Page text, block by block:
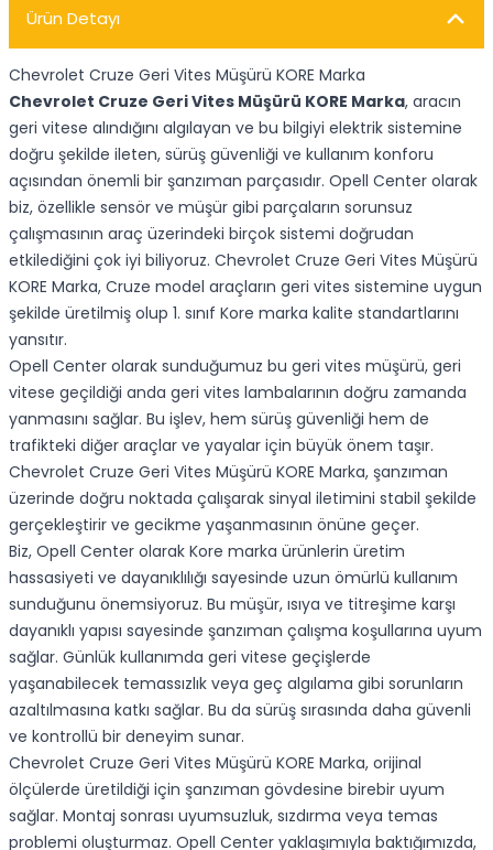
Ürün Detayı
Chevrolet Cruze Geri Vites Müşürü KORE Marka
Chevrolet Cruze Geri Vites Müşürü KORE Marka, aracın
geri vitese alındığını algılayan ve bu bilgiyi elektrik sistemine
doğru şekilde ileten, sürüş güvenliği ve kullanım konforu
açısından önemli bir şanzıman parçasıdır. Opell Center olarak
biz, özellikle sensör ve müşür gibi parçaların sorunsuz
çalışmasının araç üzerindeki birçok sistemi doğrudan
etkilediğini çok iyi biliyoruz. Chevrolet Cruze Geri Vites Müşürü
KORE Marka, Cruze model araçların geri vites sistemine uygun
şekilde üretilmiş olup 1. sınıf Kore marka kalite standartlarını
yansıtır.
Opell Center olarak sunduğumuz bu geri vites müşürü, geri
vitese geçildiği anda geri vites lambalarının doğru zamanda
yanmasını sağlar. Bu işlev, hem sürüş güvenliği hem de
trafikteki diğer araçlar ve yayalar için büyük önem taşır.
Chevrolet Cruze Geri Vites Müşürü KORE Marka, şanzıman
üzerinde doğru noktada çalışarak sinyal iletimini stabil şekilde
gerçekleştirir ve gecikme yaşanmasının önüne geçer.
Biz, Opell Center olarak Kore marka ürünlerin üretim
hassasiyeti ve dayanıklılığı sayesinde uzun ömürlü kullanım
sunduğunu önemsiyoruz. Bu müşür, ısıya ve titreşime karşı
dayanıklı yapısı sayesinde şanzıman çalışma koşullarına uyum
sağlar. Günlük kullanımda geri vitese geçişlerde
yaşanabilecek temassızlık veya geç algılama gibi sorunların
azaltılmasına katkı sağlar. Bu da sürüş sırasında daha güvenli
ve kontrollü bir deneyim sunar.
Chevrolet Cruze Geri Vites Müşürü KORE Marka, orijinal
ölçülerde üretildiği için şanzıman gövdesine birebir uyum
sağlar. Montaj sonrası uyumsuzluk, sızdırma veya temas
problemi oluşturmaz. Opell Center yaklaşımıyla baktığımızda,